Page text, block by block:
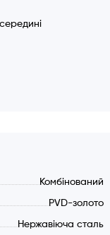
води (2
Комбінований
PVD-золото
Нержавіюча сталь